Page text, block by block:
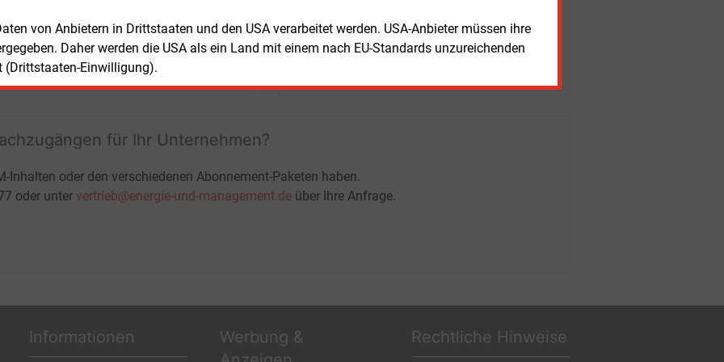
von Anbietern in Drittstaaten und den USA verarbeitet werden. USA-Anbieter müssen ihre
Daher werden die USA als ein Land mit einem nach EU-Standards unzureichenden
(Drittstaaten-Einwilligung).
+ zwei Ausgaben der Zeitung E&M
ohne automatische Verlängerung
JETZT KOSTENLOS TESTEN
für Ihr Unternehmen?
Inhalten oder den verschiedenen Abonnement-Paketen haben.
oder unter vertrieb@energie-und-management.de über Ihre Anfrage.
Informationen
Werbung &
Rechtliche Hinweise